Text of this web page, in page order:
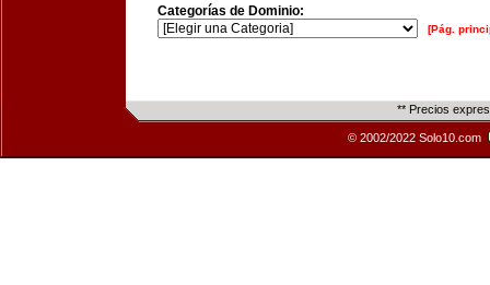
Categorías de Dominio:
[Pág.
** Precios
© 2002/2022 Solo10.com